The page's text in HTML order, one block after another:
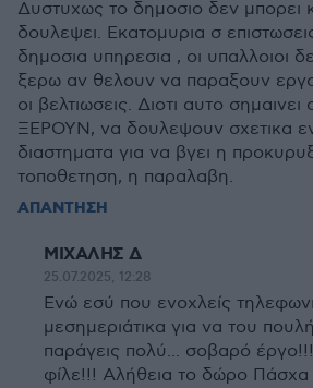
Δυστυχως το δημοσιο δεν μπορει
δουλεψει. Εκατομυρια σ
δημοσια υπηρεσια , οι υπαλλοιοι
ξερω αν θελουν να παραξουν
οι βελτιωσεις. Διοτι αυτο σημαινει
ΞΕΡΟΥΝ, να δουλεψουν σχετικα
διαστηματα για να βγει η
τοποθετηση, η παραλαβη.
ΑΠΑΝΤΗΣΗ
ΜΙΧΑΛΗΣ Δ
25.07.2025, 12:28
Ενώ εσύ που ενοχλείς
μεσημεριάτικα για να του
παράγεις πολύ... σοβαρό
φίλε!!! Αλήθεια το δώρο Πάσχα